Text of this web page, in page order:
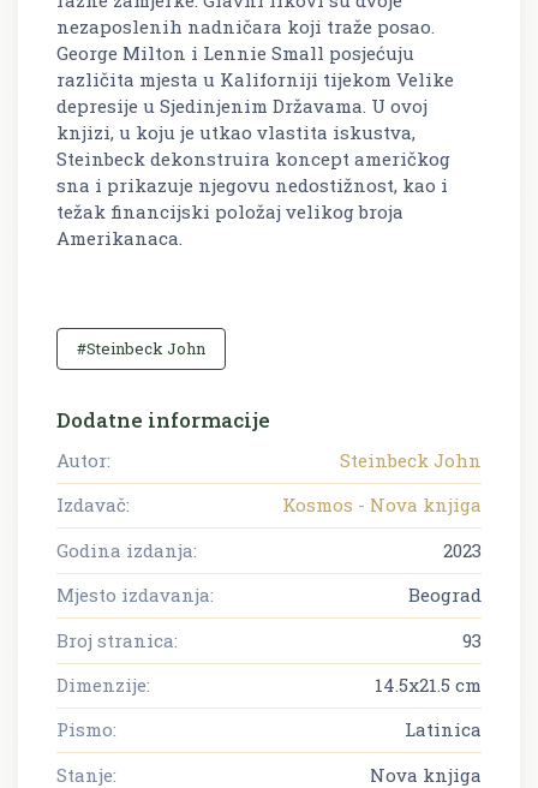
nezaposlenih nadničara koji traže posao.
George Milton i Lennie Small posjećuju
različita mjesta u Kaliforniji tijekom Velike
depresije u Sjedinjenim Državama. U ovoj
knjizi, u koju je utkao vlastita iskustva,
Steinbeck dekonstruira koncept američkog
sna i prikazuje njegovu nedostižnost, kao i
težak financijski položaj velikog broja
Amerikanaca.
#Steinbeck John
Dodatne informacije
Autor:
Steinbeck John
Izdavač:
Kosmos - Nova knjiga
Godina izdanja:
2023
Mjesto izdavanja:
Beograd
Broj stranica:
93
Dimenzije:
14.5x21.5 cm
Pismo:
Latinica
Stanje:
Nova knjiga